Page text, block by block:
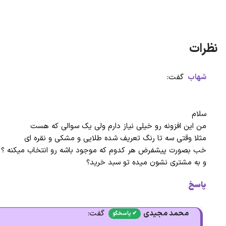
شهاب گفت:
سلام
من این افزونه رو خیلی نیاز دارم ولی یک سوالی که هست
مثلا وقتی سه تا رنگ تعریف شده طلایی و مشکی و نقره ای
خب بصورت پیشفرض هر کدوم که موجود باشه رو انتخاب میکنه ؟
و به مشتری نشون میده تو سبد خرید؟
پاسخ
محمد مجیدی
گفت: